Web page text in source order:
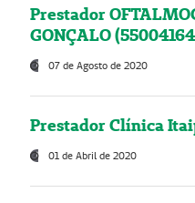
Prestador
GONÇALO
07 de Agosto de 2020
Prestador Clínica
01 de Abril de 2020